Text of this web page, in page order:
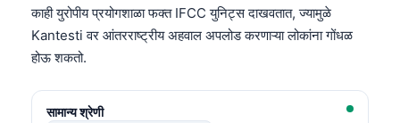
काही युरोपीय प्रयोगशाळा फक्त IFCC युनिट्स दाखवतात, ज्यामुळे
Kantesti वर आंतरराष्ट्रीय अहवाल अपलोड करणाऱ्या लोकांना गोंधळ
होऊ शकतो.
सामान्य श्रेणी